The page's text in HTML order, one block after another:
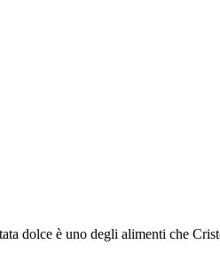
dolce è uno degli alimenti che